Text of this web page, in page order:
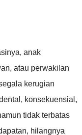
, anak
, atau perwakilan
kerugian
, konsekuensial ,
tidak terbatas
, hilangnya